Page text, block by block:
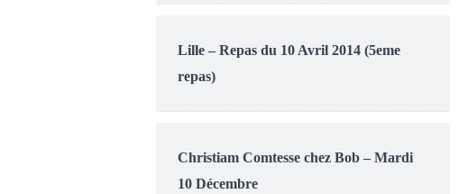
Lille – Repas du 10 Avril 2014 (5eme
repas)
Christiam Comtesse chez Bob – Mardi
10 Décembre